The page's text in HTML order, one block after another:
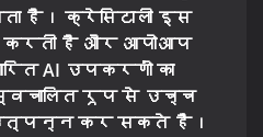
है। क्रेसिटाली इस
करती है और आपोआप
AI उपकरणों का
रूप से उच्च
कर सकते हैं।